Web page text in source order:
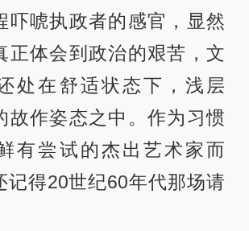
吓唬执政者的感官，显然
正体会到政治的艰苦，文
处在舒适状态下，浅层
故作姿态之中。作为习惯
有尝试的杰出艺术家而
记得20世纪60年代那场请